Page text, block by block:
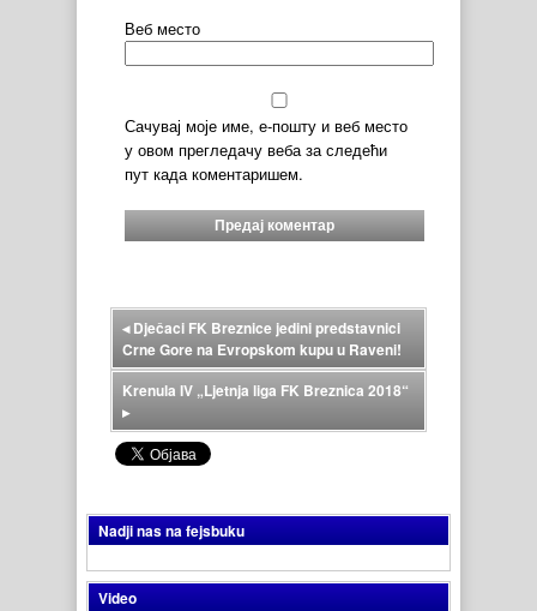
Веб место
Сачувај моје име, е-пошту и веб место
у овом прегледачу веба за следећи
пут када коментаришем.
◂Dječaci FK Breznice jedini predstavnici
Crne Gore na Evropskom kupu u Raveni!
Krenula IV „Ljetnja liga FK Breznica 2018“
▸
Nadji nas na fejsbuku
Video